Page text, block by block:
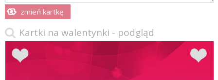
zmień kartkę
Kartki na walentynki - podgląd